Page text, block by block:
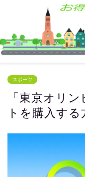
スポーツ
「東京オリ
トを購入する